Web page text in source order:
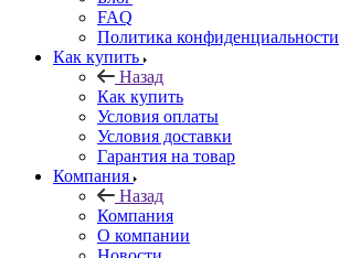
FAQ
Политика конфиденциальности
Как купить
Назад
Как купить
Условия оплаты
Условия доставки
Гарантия на товар
Компания
Назад
Компания
О компании